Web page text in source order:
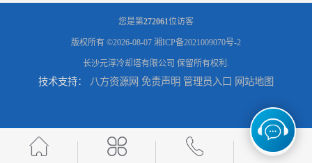
太原板式换热器生产厂家 石家庄恒温电控
您是第272061位访客
版权所有 ©2026-08-07 湘ICP备2021009070号-2
长沙元淳冷却塔有限公司 保留所有权利.
技术支持： 八方资源网 免责声明 管理员入口 网站地图